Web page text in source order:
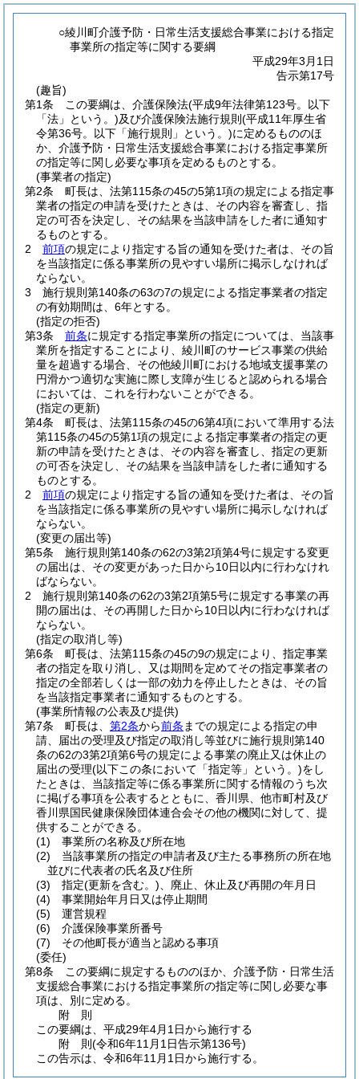
○綾川町介護予防・日常生活支援総合事業における指定
事業所の指定等に関する要綱
平成29年3月1日
告示第17号
(趣旨)
第1条
この要綱は、介護保険法(平成9年法律第123号。以下
「法」という。)及び介護保険法施行規則 (平成11年厚生省
令第36号。以下「施行規則」という。)に定めるもののほ
か、介護予防・日常生活支援総合事業における指定事業所
の指定等に関し必要な事項を定めるものとする。
(事業者の指定)
第2条
町長は、法第115条の45の5第1項の規定による指定事
業者の指定の申請を受けたときは、その内容を審査し、指
定の可否を決定し、その結果を当該申請をした者に通知す
るものとする。
2
前項の規定により指定する旨の通知を受けた者は、その旨
を当該指定に係る事業所の見やすい場所に掲示しなければ
ならない。
3
施行規則第140条の63の7の規定による指定事業者の指定
の有効期間は、6年とする。
(指定の拒否)
第3条
前条に規定する指定事業所の指定については、当該事
業所を指定することにより、綾川町のサービス事業の供給
量を超過する場合、その他綾川町における地域支援事業の
円滑かつ適切な実施に際し支障が生じると認められる場合
においては、これを行わないことができる。
(指定の更新)
第4条
町長は、法第115条の45の6第4項において準用する法
第115条の45の5第1項の規定による指定事業者の指定の更
新の申請を受けたときは、その内容を審査し、指定の更新
の可否を決定し、その結果を当該申請をした者に通知する
ものとする。
2
前項の規定により指定する旨の通知を受けた者は、その旨
を当該指定に係る事業所の見やすい場所に掲示しなければ
ならない。
(変更の届出等)
第5条
施行規則第140条の62の3第2項第4号に規定する変更
の届出は、その変更があった日から10日以内に行わなけれ
ばならない。
2
施行規則第140条の62の3第2項第5号に規定する事業の再
開の届出は、その再開した日から10日以内に行わなければ
ならない。
(指定の取消し等)
第6条
町長は、法第115条の45の9の規定により、指定事業
者の指定を取り消し、又は期間を定めてその指定事業者の
指定の全部若しくは一部の効力を停止したときは、その旨
を当該指定事業者に通知するものとする。
(事業所情報の公表及び提供)
第7条
町長は、 第2条から前条 までの規定による指定の申
請、届出の受理及び指定の取消し等並びに施行規則第140
条の62の3第2項第6号の規定による事業の廃止又は休止の
届出の受理(以下この条において「指定等」という。)をし
たときは、当該指定等に係る事業所に関する情報のうち次
に掲げる事項を公表するとともに、香川県、他市町村及び
香川県国民健康保険団体連合会その他の機関に対して、提
供することができる。
(1)
事業所の名称及び所在地
(2)
当該事業所の指定の申請者及び主たる事務所の所在地
並びに代表者の氏名及び住所
(3)
指定(更新を含む。) 、廃止、休止及び再開の年月日
(4)
事業開始年月日又は停止期間
(5)
運営規程
(6)
介護保険事業所番号
(7)
その他町長が適当と認める事項
(委任)
第8条
この要綱に規定するもののほか、介護予防・日常生活
支援総合事業における指定事業所の指定等に関し必要な事
項は、別に定める。
附 則
この要綱は、平成29年4月1日から施行する
附 則(令和6年11月1日告示第136号)
この告示は、令和6年11月1日から施行する。